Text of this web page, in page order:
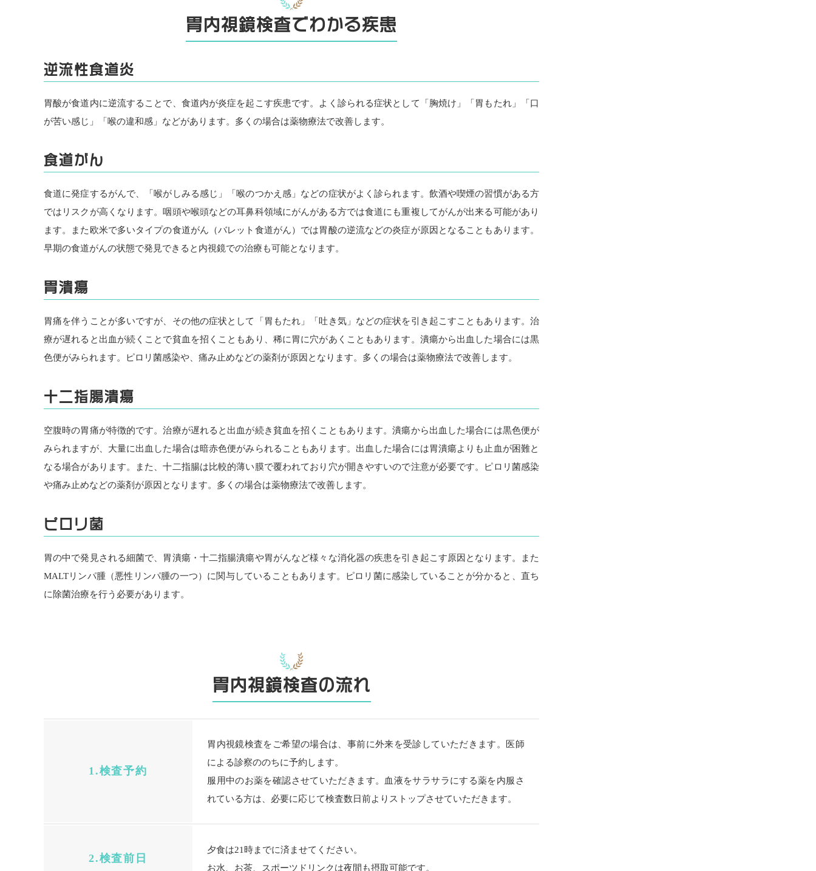
胃内視鏡検査でわかる疾患
逆流性食道炎
胃酸が食道内に逆流することで、食道内が炎症を起こす疾患です。よく診られる症状として「胸焼け」「胃もたれ」「口
が苦い感じ」「喉の違和感」などがあります。多くの場合は薬物療法で改善します。
食道がん
食道に発症するがんで、「喉がしみる感じ」「喉のつかえ感」などの症状がよく診られます。飲酒や喫煙の習慣がある方
ではリスクが高くなります。咽頭や喉頭などの耳鼻科領域にがんがある方では食道にも重複してがんが出来る可能があり
ます。また欧米で多いタイプの食道がん（バレット食道がん）では胃酸の逆流などの炎症が原因となることもあります。
早期の食道がんの状態で発見できると内視鏡での治療も可能となります。
胃潰瘍
胃痛を伴うことが多いですが、その他の症状として「胃もたれ」「吐き気」などの症状を引き起こすこともあります。治
療が遅れると出血が続くことで貧血を招くこともあり、稀に胃に穴があくこともあります。潰瘍から出血した場合には黒
色便がみられます。ピロリ菌感染や、痛み止めなどの薬剤が原因となります。多くの場合は薬物療法で改善します。
十二指腸潰瘍
空腹時の胃痛が特徴的です。治療が遅れると出血が続き貧血を招くこともあります。潰瘍から出血した場合には黒色便が
みられますが、大量に出血した場合は暗赤色便がみられることもあります。出血した場合には胃潰瘍よりも止血が困難と
なる場合があります。また、十二指腸は比較的薄い膜で覆われており穴が開きやすいので注意が必要です。ピロリ菌感染
や痛み止めなどの薬剤が原因となります。多くの場合は薬物療法で改善します。
ピロリ菌
胃の中で発見される細菌で、胃潰瘍・十二指腸潰瘍や胃がんなど様々な消化器の疾患を引き起こす原因となります。また
MALTリンパ腫（悪性リンパ腫の一つ）に関与していることもあります。ピロリ菌に感染していることが分かると、直ち
に除菌治療を行う必要があります。
胃内視鏡検査の流れ
1.検査予約
胃内視鏡検査をご希望の場合は、事前に外来を受診していただきます。医師
による診察ののちに予約します。
服用中のお薬を確認させていただきます。血液をサラサラにする薬を内服さ
れている方は、必要に応じて検査数日前よりストップさせていただきます。
2.検査前日
夕食は21時までに済ませてください。
お水、お茶、スポーツドリンクは夜間も摂取可能です。